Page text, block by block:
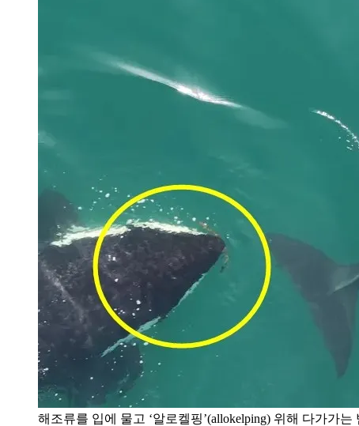
해조류를 입에 물고 ‘알로켈핑’(allokelping) 위해 다가가는